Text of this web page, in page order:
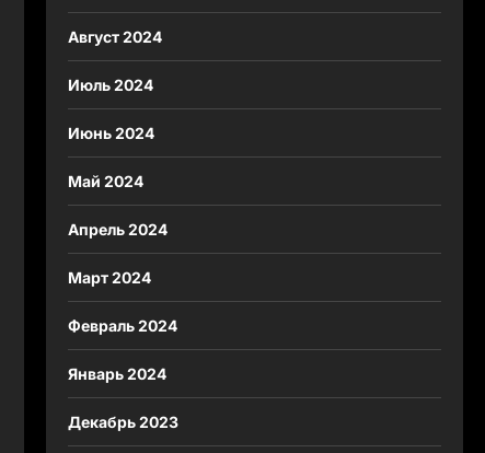
Август 2024
Июль 2024
Июнь 2024
Май 2024
Апрель 2024
Март 2024
Февраль 2024
Январь 2024
Декабрь 2023